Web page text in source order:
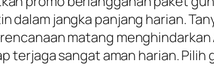
dalam jangka panjang harian.
matang
terjaga sangat aman harian.